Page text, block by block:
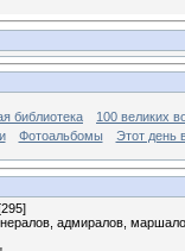
библиотека
100 великих
Фотоальбомы Этот день
адмиралов,